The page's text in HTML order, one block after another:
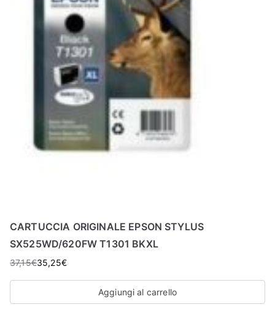
CARTUCCIA ORIGINALE EPSON STYLUS
SX525WD/620FW T1301 BKXL
37,15€35,25€
Aggiungi al carrello